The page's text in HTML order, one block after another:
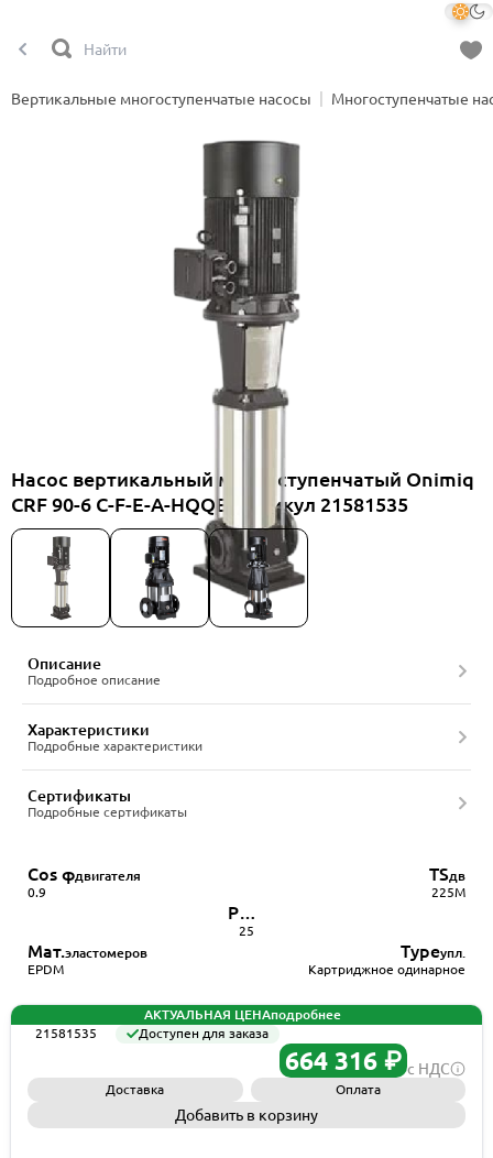
Вертикальные многоступенчатые насосы Многоступенчатые
Насос вертикальный многоступенчатый Onimiq
CRF 90-6 C-F-E-A-HQQE, артикул 21581535
Описание
Подробное описание
Характеристики
Подробные характеристики
Сертификаты
Подробные сертификаты
Cos φдвигателя
0.9
TSдв
225M
Мат.эластомеров
EPDM
Typeупл.
Картриджное одинарное
Pкорп
25
АКТУАЛЬНАЯ ЦЕНАподробнее
21581535
Доступен для заказа
664 316 ₽ с НДС
Доставка Оплата
Добавить в корзину